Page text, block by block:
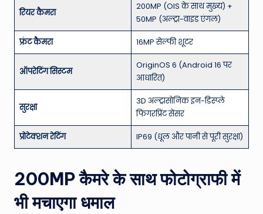
रियर कैमरा
200MP (OIS के साथ मुख्य) +
50MP (अल्ट्रा-वाइड एंगल)
फ्रंट कैमरा 16MP सेल्फी शूटर
ऑपरेटिंग सिस्टम
OriginOS 6 (Android 16 पर
आधारित)
सुरक्षा
3D अल्ट्रासोनिक इन-डिस्प्ले
फिंगरप्रिंट सेंसर
प्रोटेक्शन रेटिंग IP69 (धूल और पानी से पूरी सुरक्षा)
200MP कैमरे के साथ फोटोग्राफी में
भी मचाएगा धमाल